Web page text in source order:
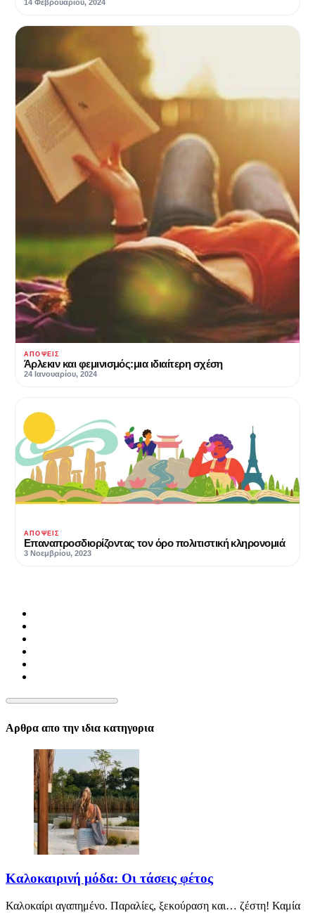
14 Φεβρουαρίου, 2024
ΑΠΌΨΕΙΣ
Άρλεκιν και φεμινισμός:μια ιδιαίτερη σχέση
24 Ιανουαρίου, 2024
ΑΠΌΨΕΙΣ
Επαναπροσδιορίζοντας τον όρο πολιτιστική κληρονομιά
3 Νοεμβρίου, 2023
Αρθρα απο την ιδια κατηγορια
Καλοκαιρινή μόδα: Οι τάσεις φέτος
Καλοκαίρι αγαπημένο. Παραλίες, ξεκούραση και… ζέστη! Καμία